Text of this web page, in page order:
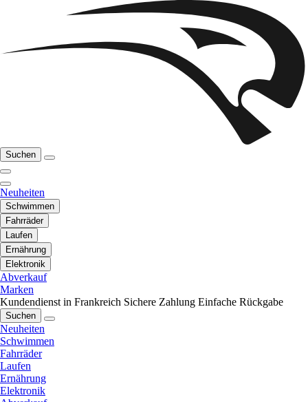
Suchen
Neuheiten
Schwimmen
Fahrräder
Laufen
Ernährung
Elektronik
Abverkauf
Marken
Kundendienst in Frankreich Sichere Zahlung Einfache Rückgabe
Suchen
Neuheiten
Schwimmen
Fahrräder
Laufen
Ernährung
Elektronik